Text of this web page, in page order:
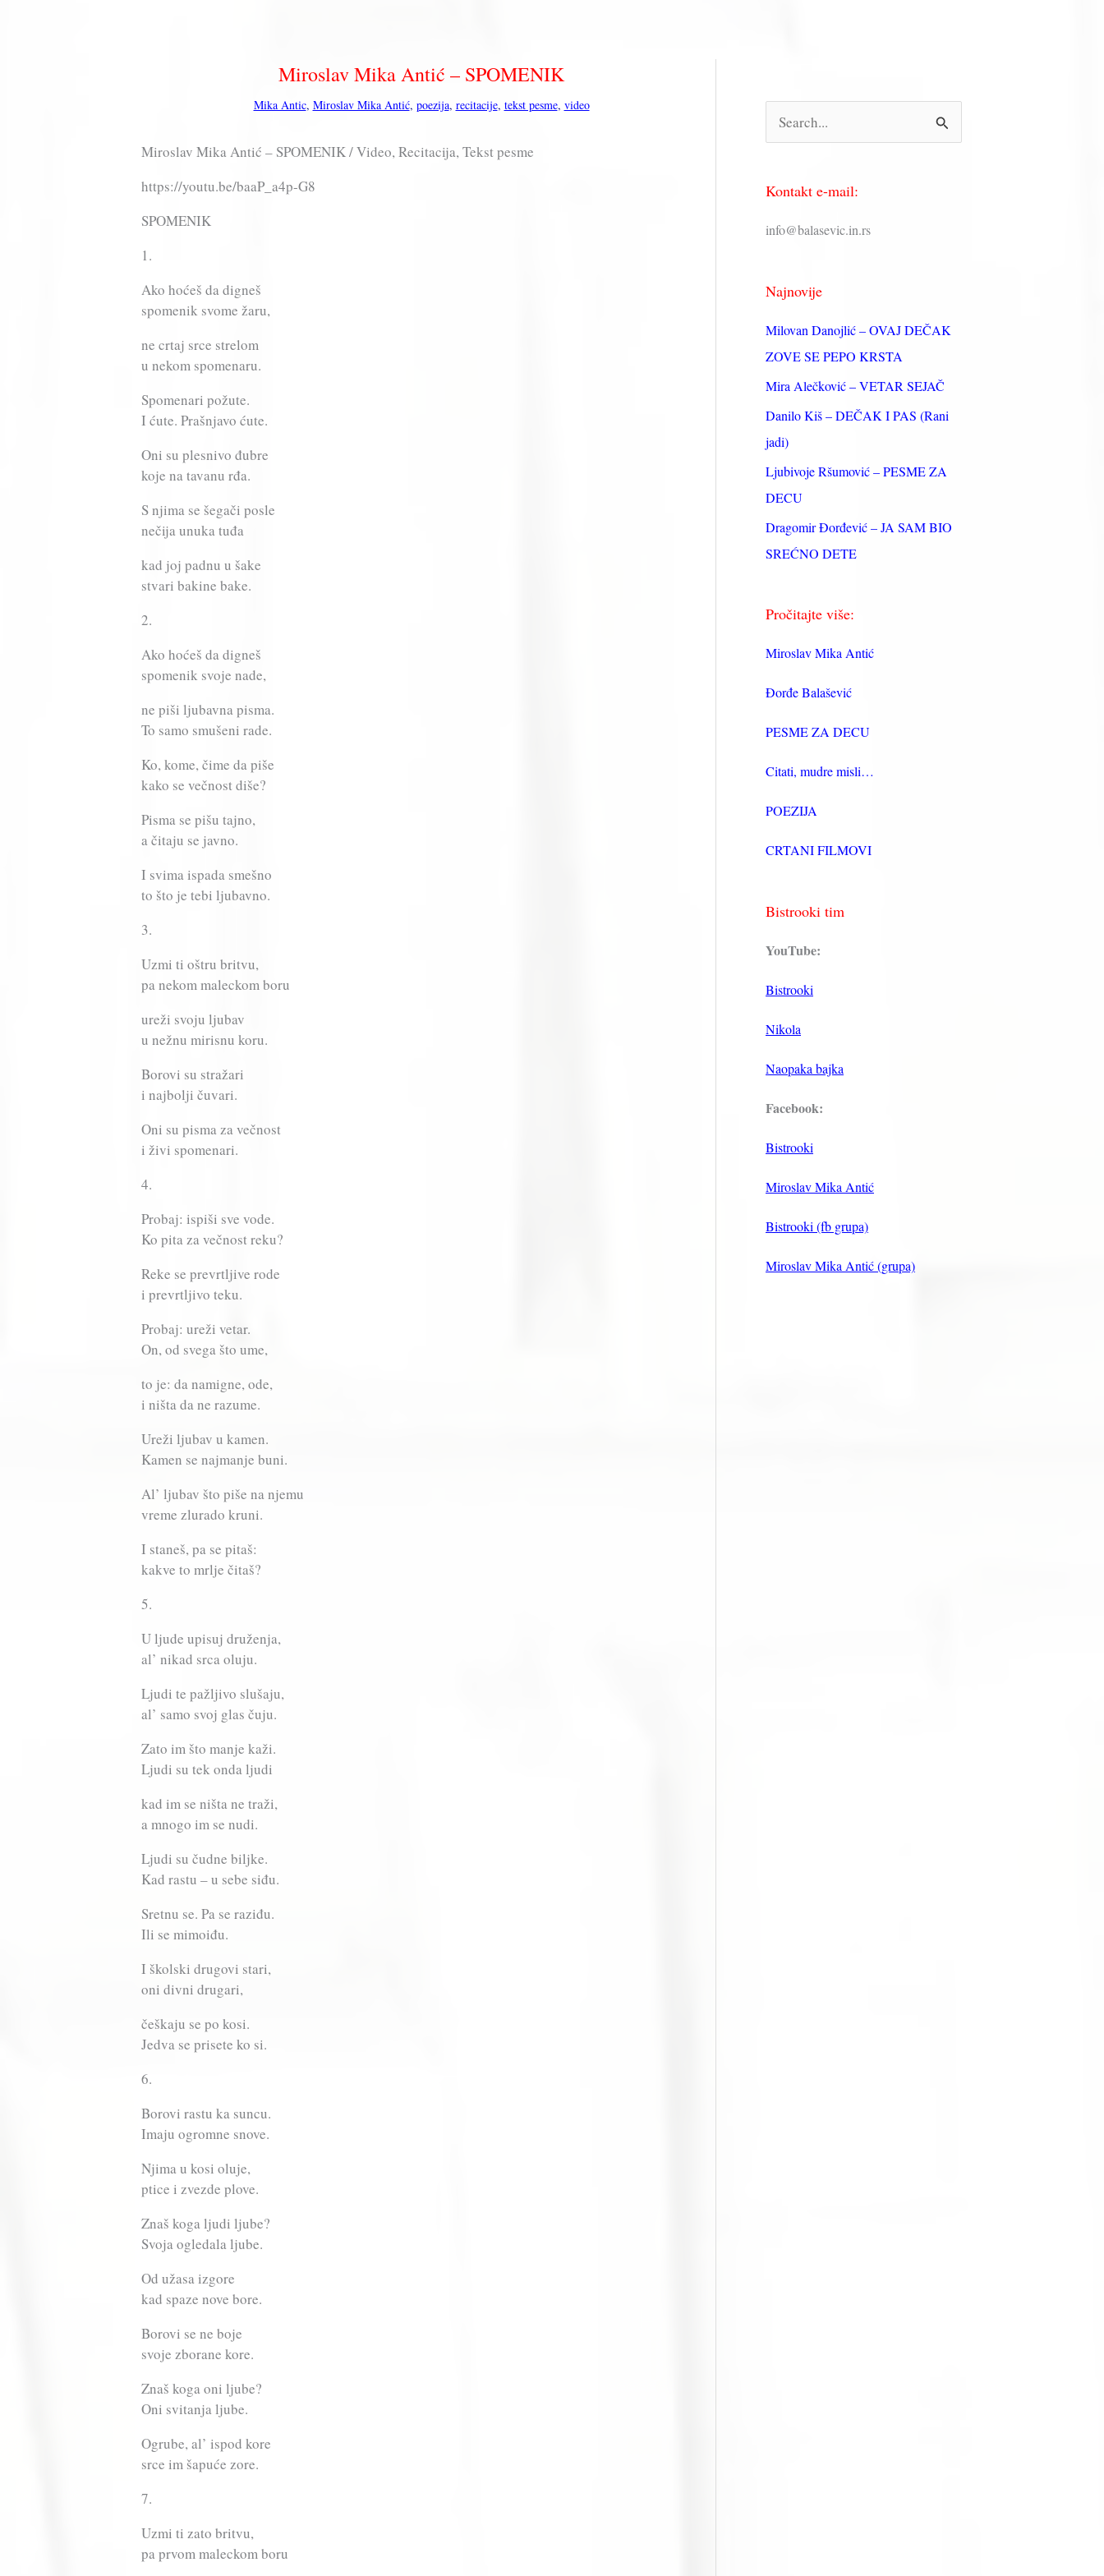
Miroslav Mika Antić – SPOMENIK
Mika Antic, Miroslav Mika Antić, poezija, recitacije, tekst pesme, video
Miroslav Mika Antić – SPOMENIK / Video, Recitacija, Tekst pesme
https://youtu.be/baaP_a4p-G8
SPOMENIK
1.
Ako hoćeš da digneš
spomenik svome žaru,
ne crtaj srce strelom
u nekom spomenaru.
Spomenari požute.
I ćute. Prašnjavo ćute.
Oni su plesnivo đubre
koje na tavanu rđa.
S njima se šegači posle
nečija unuka tuđa
kad joj padnu u šake
stvari bakine bake.
2.
Ako hoćeš da digneš
spomenik svoje nade,
ne piši ljubavna pisma.
To samo smušeni rade.
Ko, kome, čime da piše
kako se večnost diše?
Pisma se pišu tajno,
a čitaju se javno.
I svima ispada smešno
to što je tebi ljubavno.
3.
Uzmi ti oštru britvu,
pa nekom maleckom boru
ureži svoju ljubav
u nežnu mirisnu koru.
Borovi su stražari
i najbolji čuvari.
Oni su pisma za večnost
i živi spomenari.
4.
Probaj: ispiši sve vode.
Ko pita za večnost reku?
Reke se prevrtljive rode
i prevrtljivo teku.
Probaj: ureži vetar.
On, od svega što ume,
to je: da namigne, ode,
i ništa da ne razume.
Ureži ljubav u kamen.
Kamen se najmanje buni.
Al’ ljubav što piše na njemu
vreme zlurado kruni.
I staneš, pa se pitaš:
kakve to mrlje čitaš?
5.
U ljude upisuj druženja,
al’ nikad srca oluju.
Ljudi te pažljivo slušaju,
al’ samo svoj glas čuju.
Zato im što manje kaži.
Ljudi su tek onda ljudi
kad im se ništa ne traži,
a mnogo im se nudi.
Ljudi su čudne biljke.
Kad rastu – u sebe siđu.
Sretnu se. Pa se raziđu.
Ili se mimoiđu.
I školski drugovi stari,
oni divni drugari,
češkaju se po kosi.
Jedva se prisete ko si.
6.
Borovi rastu ka suncu.
Imaju ogromne snove.
Njima u kosi oluje,
ptice i zvezde plove.
Znaš koga ljudi ljube?
Svoja ogledala ljube.
Od užasa izgore
kad spaze nove bore.
Borovi se ne boje
svoje zborane kore.
Znaš koga oni ljube?
Oni svitanja ljube.
Ogrube, al’ ispod kore
srce im šapuće zore.
7.
Uzmi ti zato britvu,
pa prvom maleckom boru
р
т
а
з
а
Kontakt e-mail:
info@balasevic.in.rs
Najnovije
Milovan Danojlić – OVAJ DEČAK
ZOVE SE PEPO KRSTA
Mira Alečković – VETAR SEJAČ
Danilo Kiš – DEČAK I PAS (Rani
jadi)
Ljubivoje Ršumović – PESME ZA
DECU
Dragomir Đorđević – JA SAM BIO
SREĆNO DETE
Pročitajte više:
Miroslav Mika Antić
Đorđe Balašević
PESME ZA DECU
Citati, mudre misli…
POEZIJA
CRTANI FILMOVI
Bistrooki tim
YouTube:
Bistrooki
Nikola
Naopaka bajka
Facebook:
Bistrooki
Miroslav Mika Antić
Bistrooki (fb grupa)
Miroslav Mika Antić (grupa)